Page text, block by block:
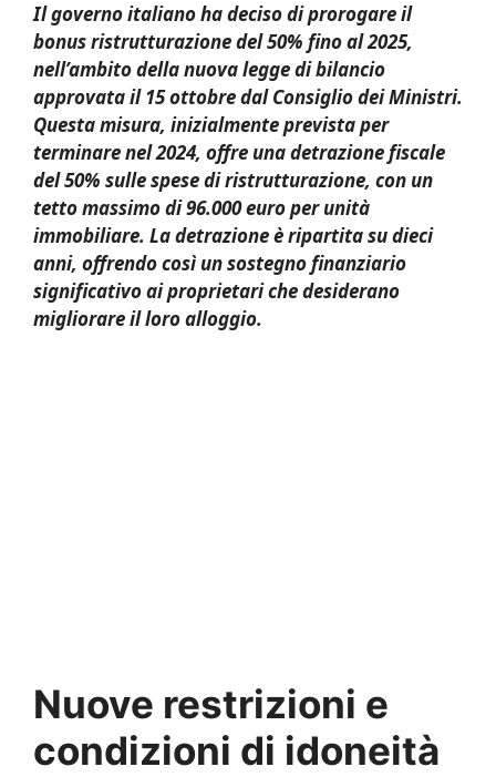
Il governo italiano ha deciso di prorogare il
bonus ristrutturazione del 50% fino al 2025,
nell’ambito della nuova legge di bilancio
approvata il 15 ottobre dal Consiglio dei Ministri.
Questa misura, inizialmente prevista per
terminare nel 2024, offre una detrazione fiscale
del 50% sulle spese di ristrutturazione, con un
tetto massimo di 96.000 euro per unità
immobiliare. La detrazione è ripartita su dieci
anni, offrendo così un sostegno finanziario
significativo ai proprietari che desiderano
migliorare il loro alloggio.
Nuove restrizioni e
condizioni di idoneità